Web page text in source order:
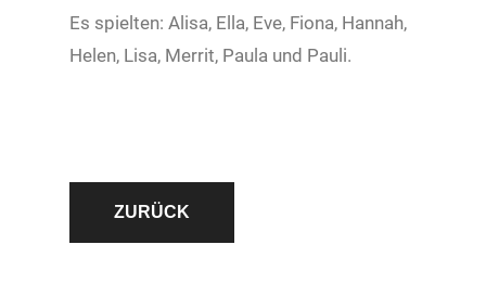
Es spielten: Alisa, Ella, Eve, Fiona, Hannah,
Helen, Lisa, Merrit, Paula und Pauli.
ZURÜCK